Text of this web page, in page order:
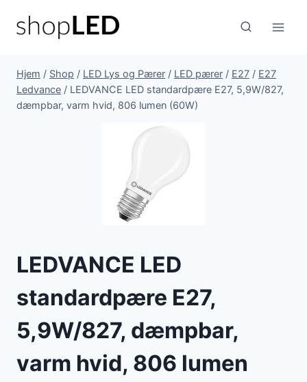
Hjem / Shop / LED Lys og Pærer / LED pærer / E27 / E27
Ledvance / LEDVANCE LED standardpære E27, 5,9W/827,
dæmpbar, varm hvid, 806 lumen (60W)
LEDVANCE LED
standardpære E27,
5,9W/827, dæmpbar,
varm hvid, 806 lumen